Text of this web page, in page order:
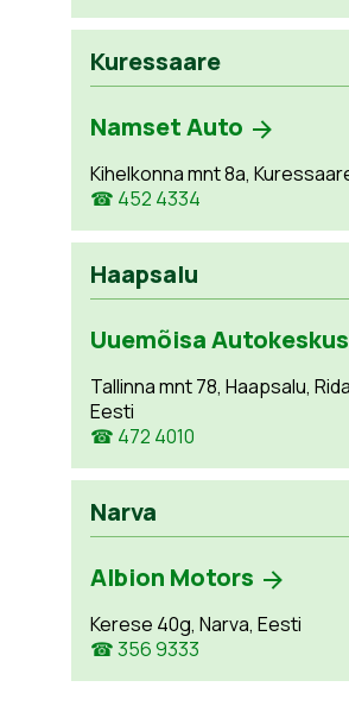
Kuressaare
Namset Auto
Kihelkonna mnt 8a,
☎ 452 4334
Haapsalu
Uuemõisa Autokeskus
Tallinna mnt 78, Haapsalu,
Eesti
☎ 472 4010
Narva
Albion Motors
Kerese 40g, Narva, Eesti
☎ 356 9333